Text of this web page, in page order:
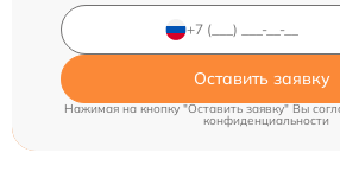
Оставить заявку
Нажимая на кнопку "Оставить заявку" Вы
конфиденциальности